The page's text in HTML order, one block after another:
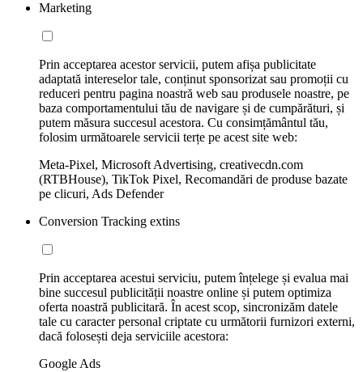
Marketing
Prin acceptarea acestor servicii, putem afișa publicitate
adaptată intereselor tale, conținut sponsorizat sau promoții cu
reduceri pentru pagina noastră web sau produsele noastre, pe
baza comportamentului tău de navigare și de cumpărături, și
putem măsura succesul acestora. Cu consimțământul tău,
folosim următoarele servicii terțe pe acest site web:
Meta-Pixel, Microsoft Advertising, creativecdn.com
(RTBHouse), TikTok Pixel, Recomandări de produse bazate
pe clicuri, Ads Defender
Conversion Tracking extins
Prin acceptarea acestui serviciu, putem înțelege și evalua mai
bine succesul publicității noastre online și putem optimiza
oferta noastră publicitară. În acest scop, sincronizăm datele
tale cu caracter personal criptate cu următorii furnizori externi,
dacă folosești deja serviciile acestora:
Google Ads